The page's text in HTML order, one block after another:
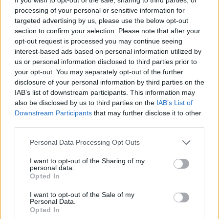
processing of your personal or sensitive information for
targeted advertising by us, please use the below opt-out
section to confirm your selection. Please note that after your
opt-out request is processed you may continue seeing
interest-based ads based on personal information utilized by
us or personal information disclosed to third parties prior to
your opt-out. You may separately opt-out of the further
disclosure of your personal information by third parties on the
IAB’s list of downstream participants. This information may
also be disclosed by us to third parties on the IAB’s List of
Downstream Participants that may further disclose it to other
Please note that this website/app uses one or more Google
not limited to your visit or usage behaviour. You may click to
grant or deny consent to Google and its third-party tags to
use your data for below specified purposes in below Google
consent section.
Personal Data Processing Opt Outs
I want to opt-out of the Sharing of my
personal data.
Opted In
I want to opt-out of the Sale of my
Personal Data.
Opted In
Maszkba épített covid-tesztet
fejlesztettek a Harvard kutatói
PCW.lite| 2021.07.01 12:17
A lítium-fém akkuk
forradalmasíthatják az
elektromos autókat
PCW.lite| 2021.05.16 13:00
Hatalmas változást hozhatnak a
lítium-fém akkumulátorok
PCW.pro| 2021.05.14 14:33
Alakváltó és 3D-nyomtatható
anyagot hoztak létre a Harvard
Bill Gates: a Control-Alt-Delete